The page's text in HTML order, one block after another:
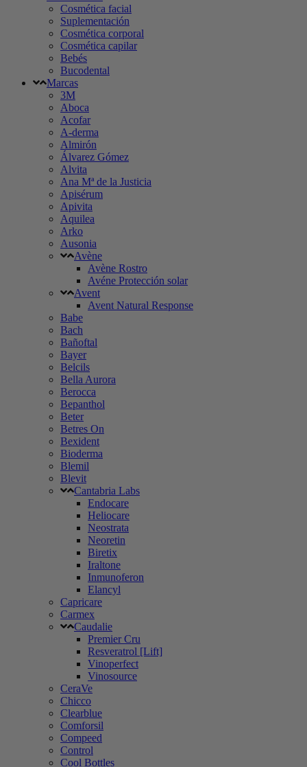
Cosmética facial
Suplementación
Cosmética corporal
Cosmética capilar
Bebés
Bucodental
Marcas
3M
Aboca
Acofar
A-derma
Almirón
Álvarez Gómez
Alvita
Ana Mª de la Justicia
Apisérum
Apivita
Aquilea
Arko
Ausonia
Avène
Avène Rostro
Avéne Protección solar
Avent
Avent Natural Response
Babe
Bach
Bañoftal
Bayer
Belcils
Bella Aurora
Berocca
Bepanthol
Beter
Betres On
Bexident
Bioderma
Blemil
Blevit
Cantabria Labs
Endocare
Heliocare
Neostrata
Neoretin
Biretix
Iraltone
Inmunoferon
Elancyl
Capricare
Carmex
Caudalie
Premier Cru
Resveratrol [Lift]
Vinoperfect
Vinosource
CeraVe
Chicco
Clearblue
Comforsil
Compeed
Control
Cool Bottles